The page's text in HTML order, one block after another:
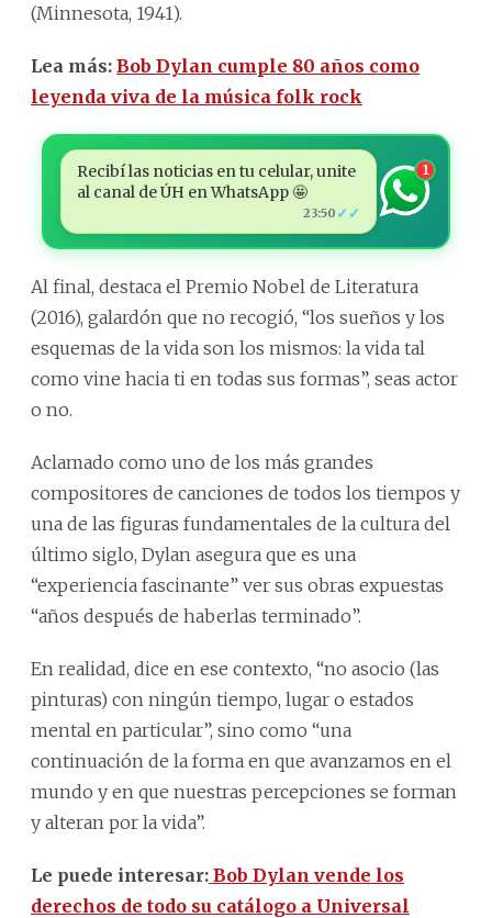
(Minnesota, 1941).
Lea más: Bob Dylan cumple 80 años como
leyenda viva de la música folk rock
Recibí las noticias en tu celular, unite
al canal de ÚH en WhatsApp 🤩
23:50 ✓✓
1
Al final, destaca el Premio Nobel de Literatura
(2016), galardón que no recogió, “los sueños y los
esquemas de la vida son los mismos: la vida tal
como vine hacia ti en todas sus formas”, seas actor
o no.
Aclamado como uno de los más grandes
compositores de canciones de todos los tiempos y
una de las figuras fundamentales de la cultura del
último siglo, Dylan asegura que es una
“experiencia fascinante” ver sus obras expuestas
“años después de haberlas terminado”.
En realidad, dice en ese contexto, “no asocio (las
pinturas) con ningún tiempo, lugar o estados
mental en particular”, sino como “una
continuación de la forma en que avanzamos en el
mundo y en que nuestras percepciones se forman
y alteran por la vida”.
Le puede interesar: Bob Dylan vende los
derechos de todo su catálogo a Universal